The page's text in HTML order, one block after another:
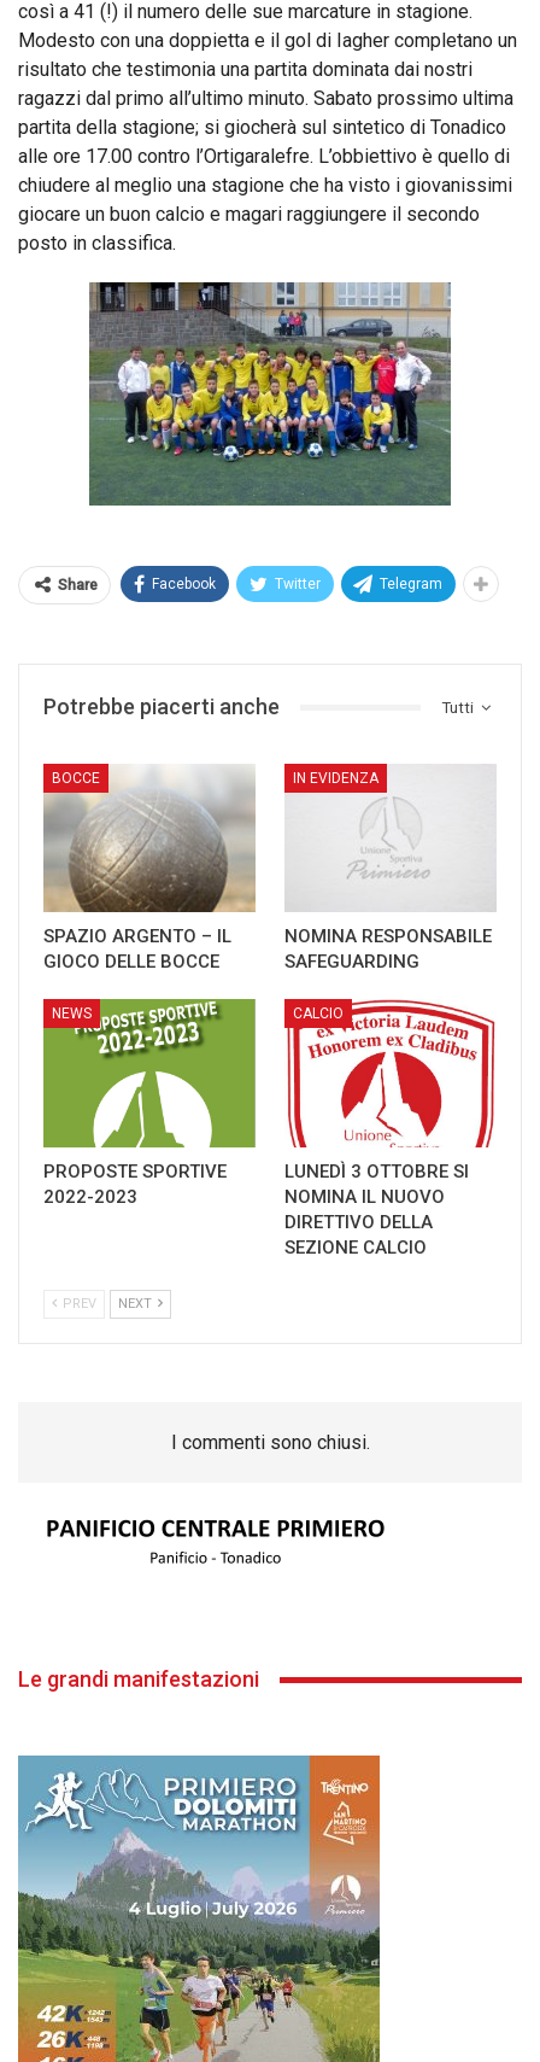
così a 41 (!) il numero delle sue marcature in stagione.
Modesto con una doppietta e il gol di Iagher completano un
risultato che testimonia una partita dominata dai nostri
ragazzi dal primo all’ultimo minuto. Sabato prossimo ultima
partita della stagione; si giocherà sul sintetico di Tonadico
alle ore 17.00 contro l’Ortigaralefre. L’obbiettivo è quello di
chiudere al meglio una stagione che ha visto i giovanissimi
giocare un buon calcio e magari raggiungere il secondo
posto in classifica.
Share Facebook Twitter Telegram
Tutti
Potrebbe piacerti anche
BOCCE
SPAZIO ARGENTO – IL
GIOCO DELLE BOCCE
IN EVIDENZA
NOMINA RESPONSABILE
SAFEGUARDING
NEWS
PROPOSTE SPORTIVE
2022-2023
CALCIO
LUNEDÌ 3 OTTOBRE SI
NOMINA IL NUOVO
DIRETTIVO DELLA
SEZIONE CALCIO
PREV NEXT
I commenti sono chiusi.
Le grandi manifestazioni